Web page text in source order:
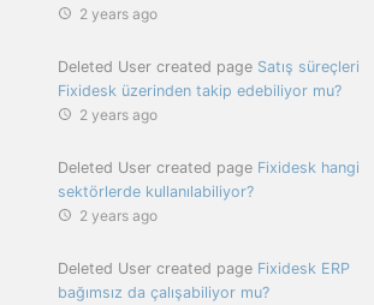
2 years ago
Deleted User created page Satış süreçleri
Fixidesk üzerinden takip edebiliyor mu?
2 years ago
Deleted User created page Fixidesk hangi
sektörlerde kullanılabiliyor?
2 years ago
Deleted User created page Fixidesk ERP
bağımsız da çalışabiliyor mu?